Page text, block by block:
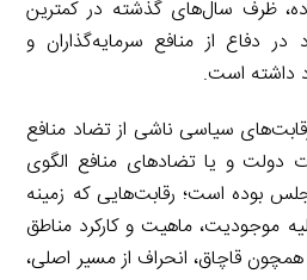
ظرف سال‌های گذشته در کمترین
دفاع از منافع سرمایه‌گذاران و
داشته است.
سیاسی ناشی از تضاد منافع
دولت و یا تضادهای منافع الگوی
بوده است؛ رقابت‌هایی که زمینه
موجودیت، ماهیت و کارکرد مناطق
همچون قاچاق، انحراف از مسیر اصلی،